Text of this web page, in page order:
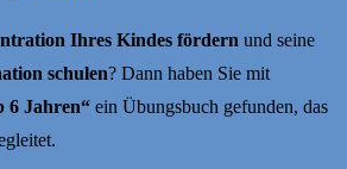
Ihres Kindes fördern und seine
schulen? Dann haben Sie mit
6 Jahren“ ein Übungsbuch gefunden, das